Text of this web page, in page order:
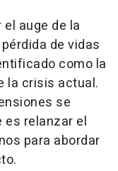
auge de la
de vidas
como la
la crisis actual.
se
es relanzar el
para abordar